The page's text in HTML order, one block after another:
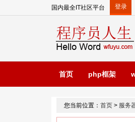
国内最全IT社区平台
首页 php框架
您当前位置： 首页 > 服务